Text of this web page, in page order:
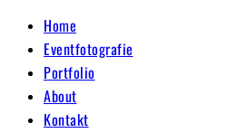
Home
Eventfotografie
Portfolio
About
Kontakt